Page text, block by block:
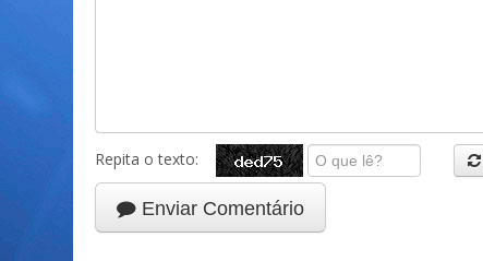
Repita o texto:
Enviar Comentário